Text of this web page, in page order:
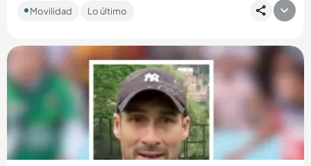
colisionado con otro vehículo en jurisdicción de La Estrella. ...
Movilidad Lo último
Compartir Noticia